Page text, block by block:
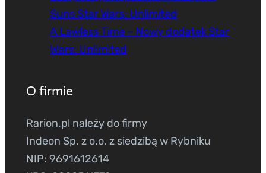
Suns Star Wars: Unlimited
A Lawless Time – Nowy dodatek Star
Wars: Unlimited
O firmie
Rarion.pl należy do firmy
Indeon Sp. z o.o. z siedzibą w Rybniku
NIP: 9691612614